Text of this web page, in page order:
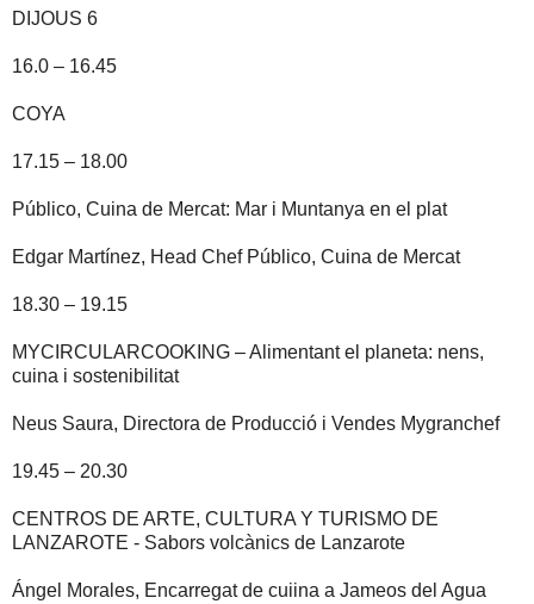
DIJOUS 6
16.0 – 16.45
COYA
17.15 – 18.00
Público, Cuina de Mercat: Mar i Muntanya en el plat
Edgar Martínez, Head Chef Público, Cuina de Mercat
18.30 – 19.15
MYCIRCULARCOOKING – Alimentant el planeta: nens,
cuina i sostenibilitat
Neus Saura, Directora de Producció i Vendes Mygranchef
19.45 – 20.30
CENTROS DE ARTE, CULTURA Y TURISMO DE
LANZAROTE - Sabors volcànics de Lanzarote
Ángel Morales, Encarregat de cuiina a Jameos del Agua